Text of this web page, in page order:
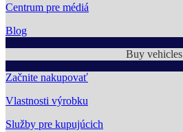
Centrum pre médiá
Blog
Buy vehicles
Začnite nakupovať
Vlastnosti výrobku
Služby pre kupujúcich